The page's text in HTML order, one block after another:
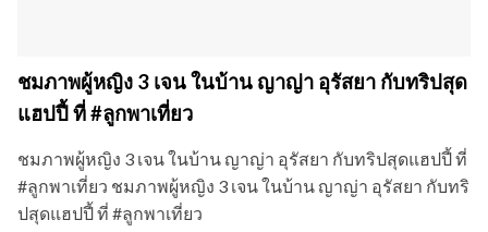
ชมภาพผู้หญิง 3 เจน ในบ้าน ญาญ่า อุรัสยา กับทริปสุด
แฮปปี้ ที่ #ลูกพาเที่ยว
ชมภาพผู้หญิง 3 เจน ในบ้าน ญาญ่า อุรัสยา กับทริปสุดแฮปปี้ ที่
#ลูกพาเที่ยว ชมภาพผู้หญิง 3 เจน ในบ้าน ญาญ่า อุรัสยา กับทริ
ปสุดแฮปปี้ ที่ #ลูกพาเที่ยว